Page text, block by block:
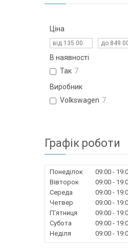
Ціна
В наявності
Так 7
Виробник
Volkswagen 7
Графік роботи
Понеділок 09:00
Вівторок
09:00
Середа
09:00
Четвер
09:00
Пʼятниця
09:00
Субота
09:00
Неділя
09:00